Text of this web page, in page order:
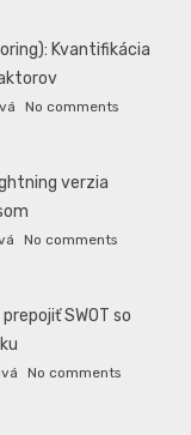
Kvantifikácia
No comments
verzia
No comments
SWOT so
No comments